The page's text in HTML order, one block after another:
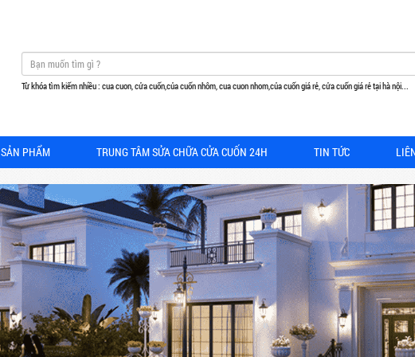
Từ khóa tìm kiếm nhiều : cua cuon, cửa cuốn,của cuốn nhôm, cua cuon nhom,của cuốn giá rẻ, cửa cuốn giá rẻ tại hà nội...
SẢN PHẨM TRUNG TÂM SỬA CHỮA CỬA CUỐN 24H TIN TỨC